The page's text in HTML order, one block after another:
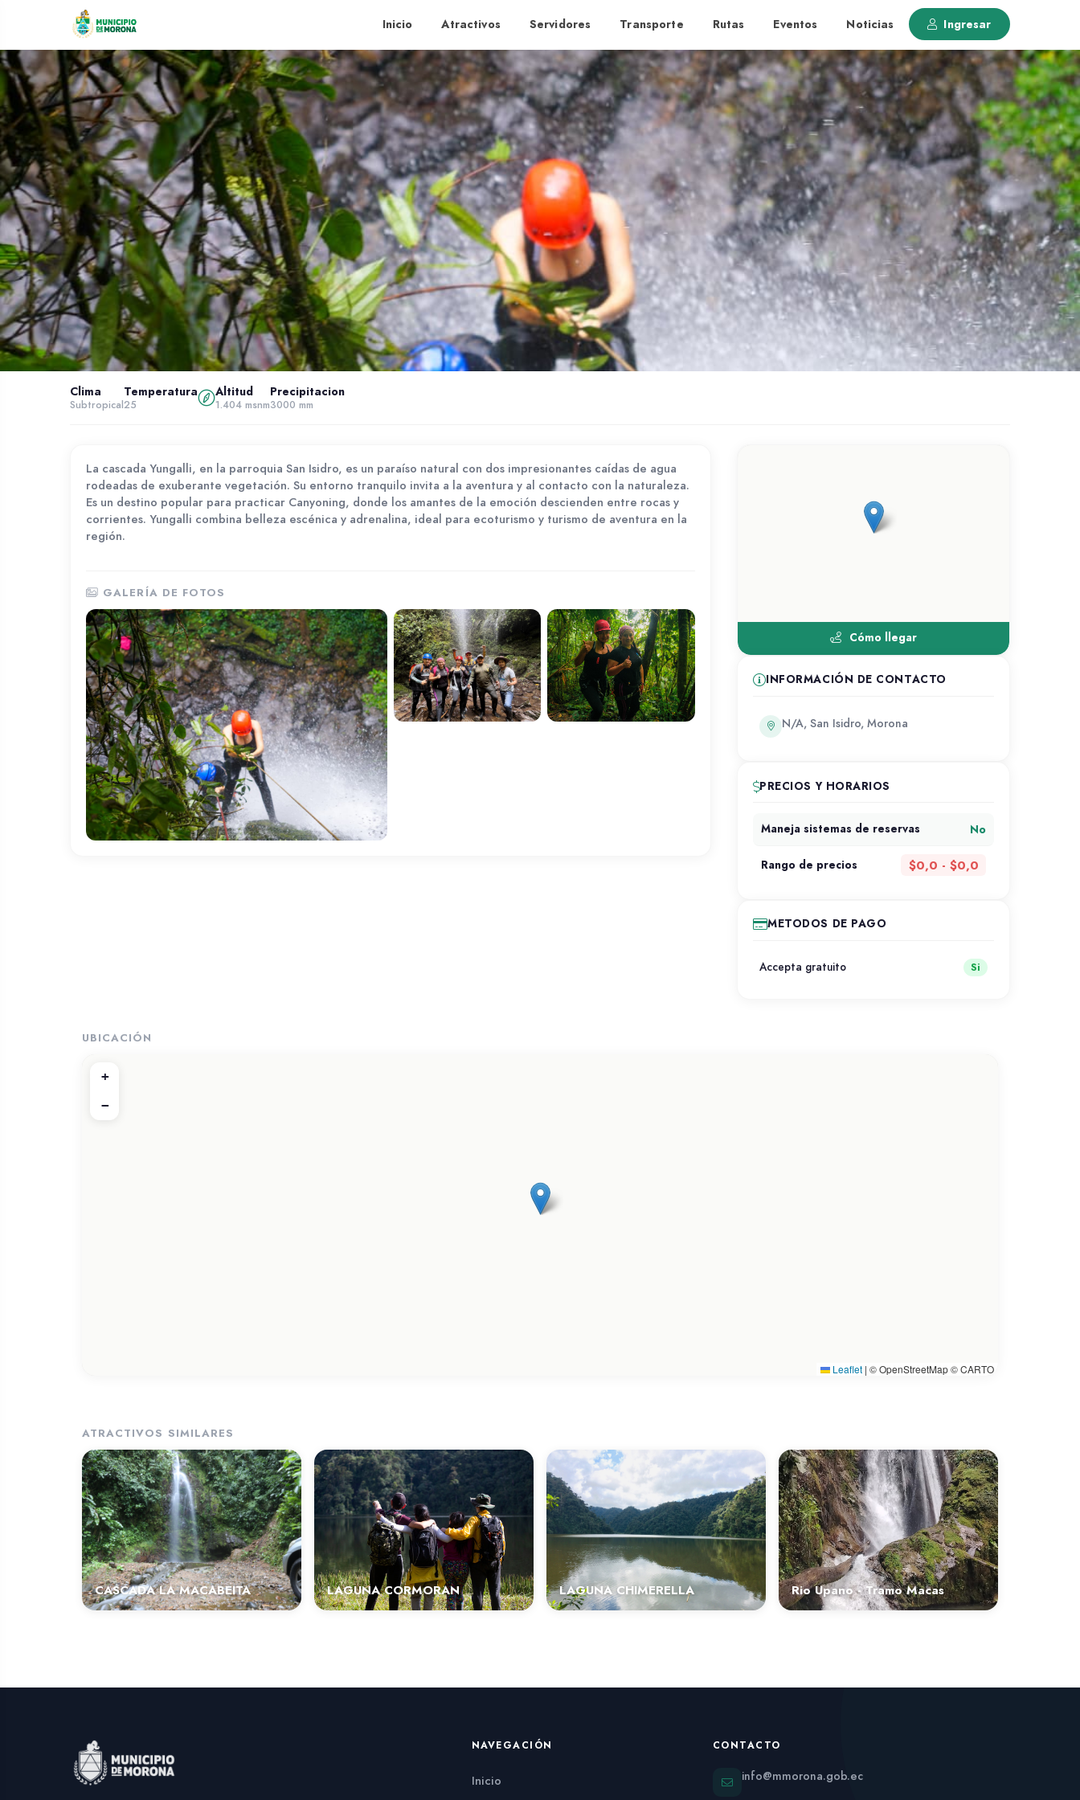
Inicio Atractivos Servidores Transporte Rutas Eventos Noticias Ingresar
Atractivos
Clima
Subtropical
Temperatura
25
Altitud
1.404 msnm
Precipitacion
3000 mm
La cascada Yungalli, en la parroquia San Isidro, es un paraíso natural con dos impresionantes caídas de agua
rodeadas de exuberante vegetación. Su entorno tranquilo invita a la aventura y al contacto con la naturaleza.
Es un destino popular para practicar Canyoning, donde los amantes de la emoción descienden entre rocas y
corrientes. Yungalli combina belleza escénica y adrenalina, ideal para ecoturismo y turismo de aventura en la
región.
GALERÍA DE FOTOS
Cómo llegar
INFORMACIÓN DE CONTACTO
N/A, San Isidro, Morona
PRECIOS Y HORARIOS
Maneja sistemas de reservas No
Rango de precios $0,0 - $0,0
METODOS DE PAGO
Accepta gratuito Si
UBICACIÓN
+
−
Leaflet | © OpenStreetMap © CARTO
ATRACTIVOS SIMILARES
CASCADA LA MACABEITA LAGUNA CORMORAN LAGUNA CHIMERELLA Rio Upano - Tramo Macas
NAVEGACIÓN
Inicio
CONTACTO
info@mmorona.gob.ec